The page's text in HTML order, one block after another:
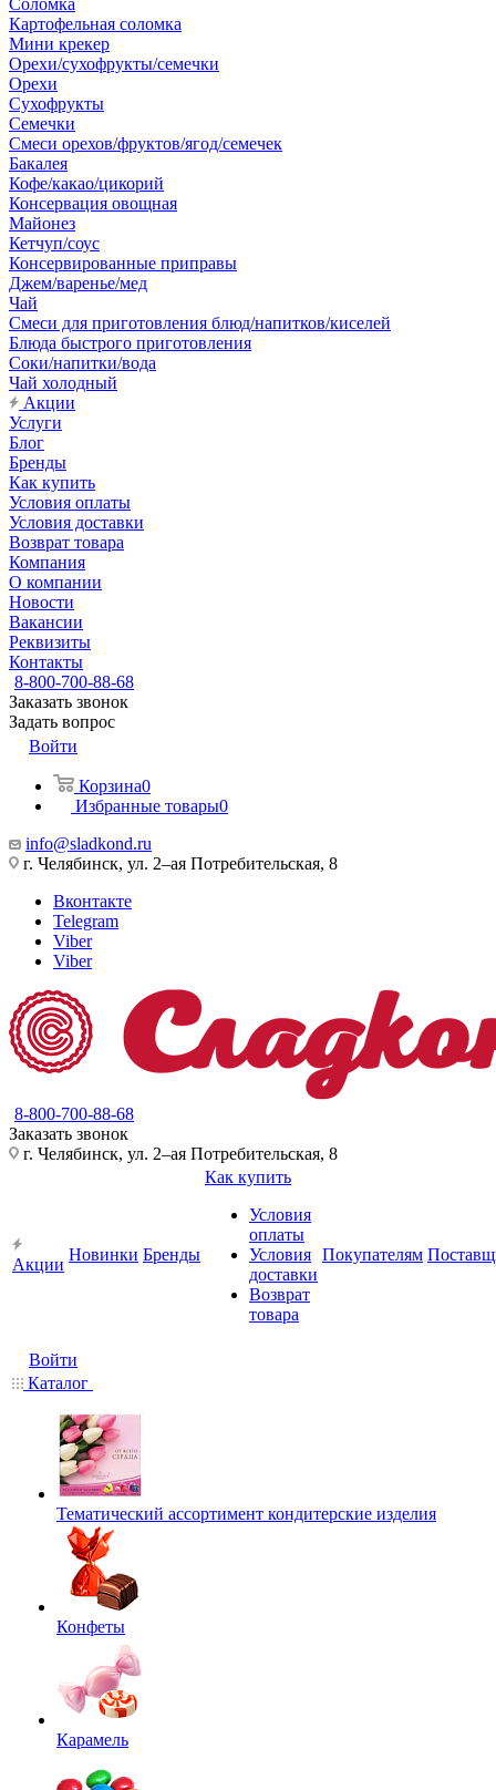
Соломка
Картофельная соломка
Мини крекер
Орехи/сухофрукты/семечки
Орехи
Сухофрукты
Семечки
Смеси орехов/фруктов/ягод/семечек
Бакалея
Кофе/какао/цикорий
Консервация овощная
Майонез
Кетчуп/соус
Консервированные приправы
Джем/варенье/мед
Чай
Смеси для приготовления блюд/напитков/киселей
Блюда быстрого приготовления
Соки/напитки/вода
Чай холодный
Акции
Услуги
Блог
Бренды
Как купить
Условия оплаты
Условия доставки
Возврат товара
Компания
О компании
Новости
Вакансии
Реквизиты
Контакты
8-800-700-88-68
Заказать звонок
Задать вопрос
Войти
Корзина0
Избранные товары0
info@sladkond.ru
г. Челябинск, ул. 2–ая Потребительская, 8
Вконтакте
Telegram
Viber
Viber
8-800-700-88-68
Заказать звонок
г. Челябинск, ул. 2–ая Потребительская, 8
Акции
Новинки Бренды
Как купить
Условия
оплаты
Условия
доставки
Возврат
товара
Покупателям
Войти
Каталог
Тематический ассортимент кондитерские изделия
Конфеты
Карамель